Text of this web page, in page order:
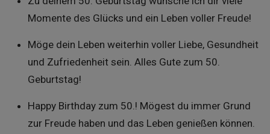
Momente des Glücks und ein Leben voller Freude!
Möge dein Leben weiterhin voller Liebe, Gesundheit
und Zufriedenheit sein. Alles Gute zum 50.
Geburtstag!
Happy Birthday zum 50.! Mögest du immer Grund
zur Freude haben und das Leben genießen können.